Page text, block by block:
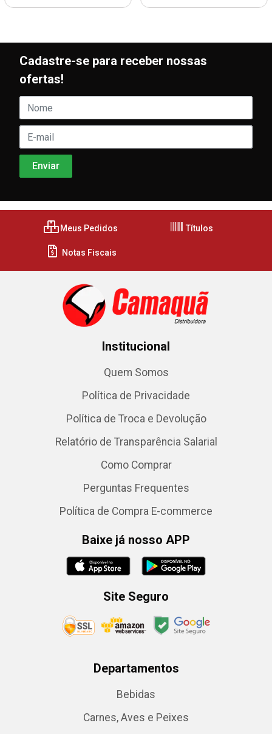
Cadastre-se para receber nossas
ofertas!
Meus Pedidos Títulos
Notas Fiscais
Institucional
Quem Somos
Política de Privacidade
Política de Troca e Devolução
Relatório de Transparência Salarial
Como Comprar
Perguntas Frequentes
Política de Compra E-commerce
Baixe já nosso APP
Site Seguro
Departamentos
Bebidas
Carnes, Aves e Peixes